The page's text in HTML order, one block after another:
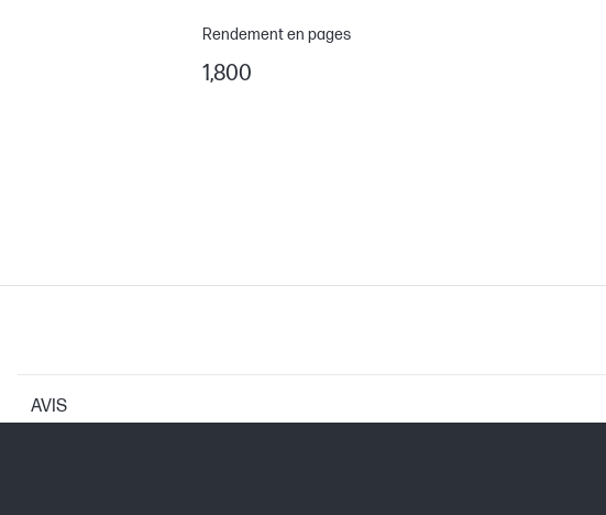
Rendement en pages
1,800
AVIS